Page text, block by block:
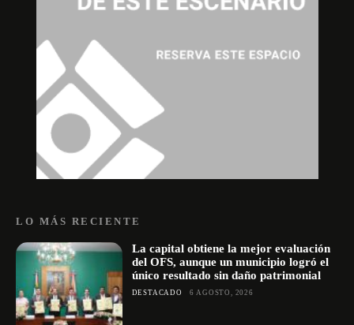
LO MÁS RECIENTE
La capital obtiene la mejor evaluación
del OFS, aunque un municipio logró el
único resultado sin daño patrimonial
DESTACADO 6 AGOSTO, 2026